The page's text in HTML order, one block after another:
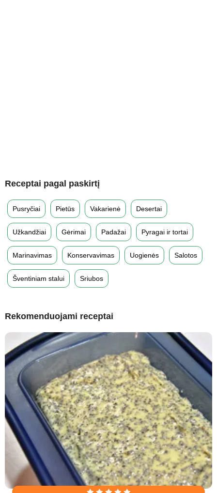
Receptai pagal paskirtį
Pusryčiai Pietūs Vakarienė Desertai
Užkandžiai Gėrimai Padažai Pyragai ir tortai
Marinavimas Konservavimas Uogienės Salotos
Šventiniam stalui Sriubos
Rekomenduojami receptai